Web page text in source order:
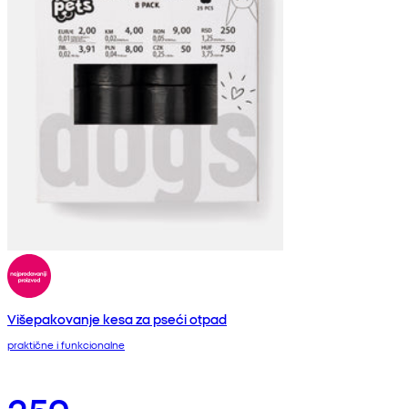
Višepakovanje kesa za pseći otpad
praktične i funkcionalne